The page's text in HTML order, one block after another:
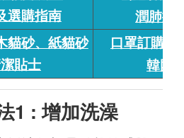
選購指南
潤肺提
貓砂、紙貓砂
貼士
口罩訂購專
韓國
1 : 增加洗澡